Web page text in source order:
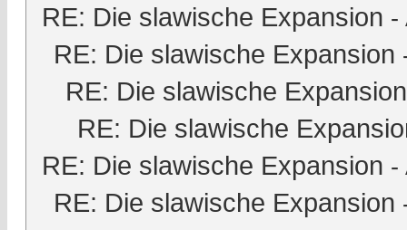
RE: Die slawische Expansion -
RE: Die slawische Expansion
RE: Die slawische Expansion
RE: Die slawische
RE: Die slawische Expansion -
RE: Die slawische Expansion